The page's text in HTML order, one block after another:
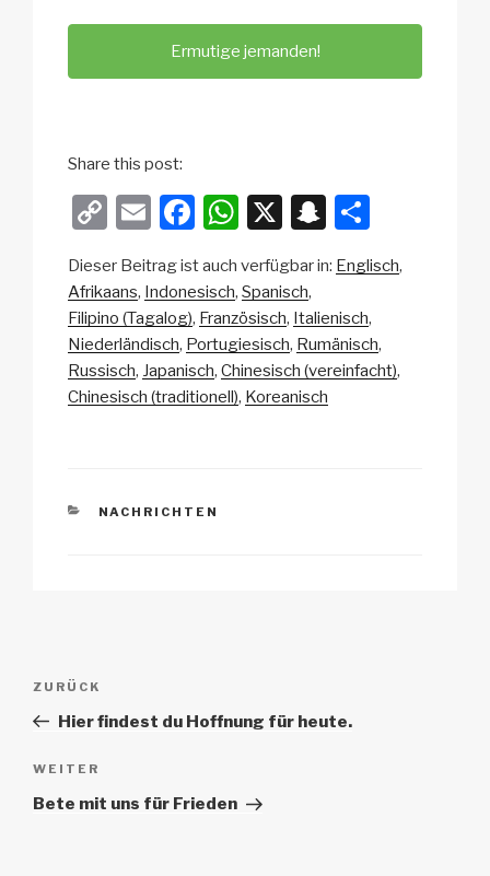
Ermutige jemanden!
Share this post:
C
p
y
Li
n
E
ail
F
c
e
b
o
W
at
s
A
p
X
S
a
p
c
h
e
n
Dieser Beitrag ist auch verfügbar in: Englisch
Afrikaans Indonesisch Spanisch
Filipino (Tagalog) Französisch Italienisch
Niederländisch Portugiesisch Rumänisch
Russisch Japanisch Chinesisch (vereinfacht)
Chinesisch (traditionell) Koreanisch
KATEGORIEN
NACHRICHTEN
Beitrags-
Vorheriger
Beitrag
ZURÜCK
Hier findest du Hoffnung für heute.
Nächster
Beitrag
WEITER
Bete mit uns für Frieden